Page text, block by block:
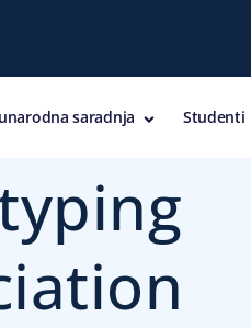
saradnja Studenti